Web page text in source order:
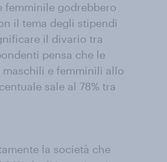
femminile godrebbero
il tema degli stipendi
il divario tra
pensa che le
e femminili allo
sale al 78% tra
la società che